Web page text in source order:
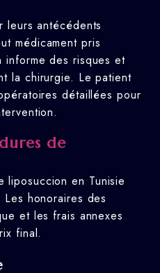
leurs antécédents
médicament pris
informe des risques et
la chirurgie. Le patient
détaillées pour
de
en Tunisie
honoraires des
et les frais annexes
final.